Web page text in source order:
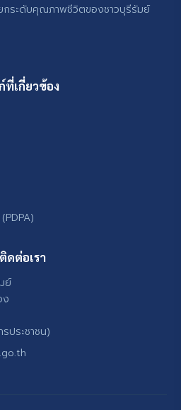
กระดับคุณภาพชีวิตของชาวบุรีรัมย์
ที่เกี่ยวข้อง
ติดต่อเรา
ย์
ง
ประชาชน)